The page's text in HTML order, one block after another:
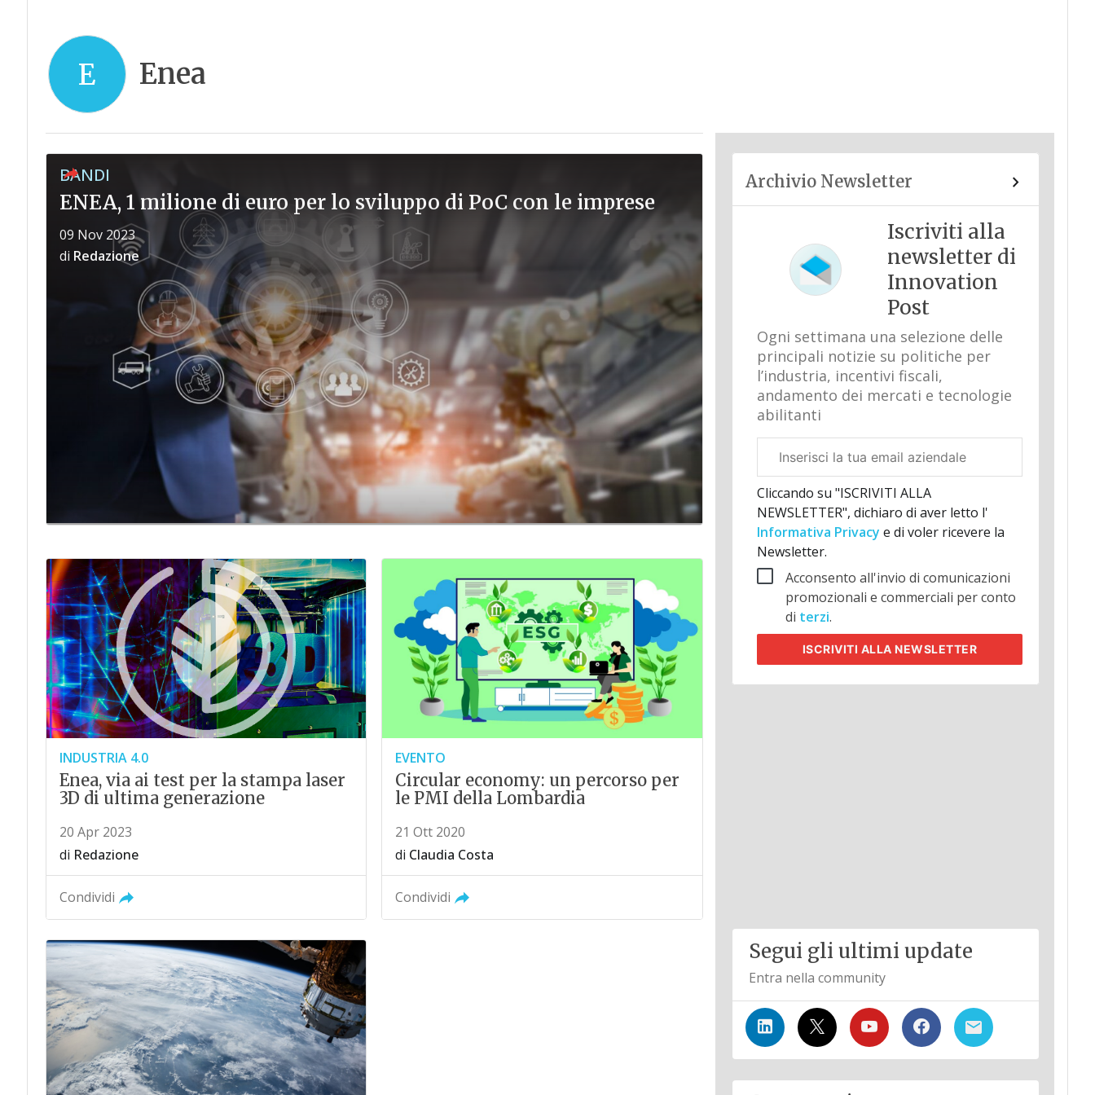
E Enea
BANDI
ENEA, 1 milione di euro per lo sviluppo di PoC con le imprese
09 Nov 2023
di Redazione
INDUSTRIA 4.0
Enea, via ai test per la stampa laser
3D di ultima generazione
20 Apr 2023
di Redazione
Condividi
EVENTO
Circular economy: un percorso per
le PMI della Lombardia
21 Ott 2020
di Claudia Costa
Condividi
Archivio Newsletter
Iscriviti alla
newsletter di
Innovation
Post
Ogni settimana una selezione delle
principali notizie su politiche per
l’industria, incentivi fiscali,
andamento dei mercati e tecnologie
abilitanti
aziendale
Cliccando su "ISCRIVITI ALLA
NEWSLETTER", dichiaro di aver letto l'
Informativa Privacy e di voler ricevere la
Newsletter.
Acconsento all'invio di comunicazioni
promozionali e commerciali per conto
di terzi.
ISCRIVITI ALLA NEWSLETTER
Segui gli ultimi update
Entra nella community